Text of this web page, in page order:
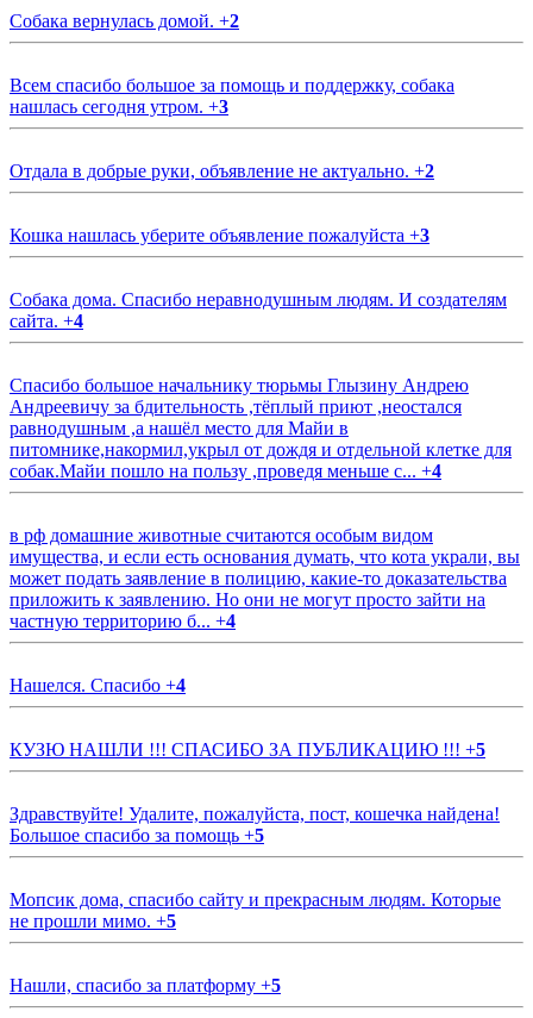
Собака вернулась домой. +2
Всем спасибо большое за помощь и поддержку, собака
нашлась сегодня утром. +3
Отдала в добрые руки, объявление не актуально. +2
Кошка нашлась уберите объявление пожалуйста +3
Собака дома. Спасибо неравнодушным людям. И создателям
сайта. +4
Спасибо большое начальнику тюрьмы Глызину Андрею
Андреевичу за бдительность ,тёплый приют ,неостался
равнодушным ,а нашёл место для Майи в
питомнике,накормил,укрыл от дождя и отдельной клетке для
собак.Майи пошло на пользу ,проведя меньше с... +4
в рф домашние животные считаются особым видом
имущества, и если есть основания думать, что кота украли, вы
может подать заявление в полицию, какие-то доказательства
приложить к заявлению. Но они не могут просто зайти на
частную территорию б... +4
Нашелся. Спасибо +4
КУЗЮ НАШЛИ !!! СПАСИБО ЗА ПУБЛИКАЦИЮ !!! +5
Здравствуйте! Удалите, пожалуйста, пост, кошечка найдена!
Большое спасибо за помощь +5
Мопсик дома, спасибо сайту и прекрасным людям. Которые
не прошли мимо. +5
Нашли, спасибо за платформу +5